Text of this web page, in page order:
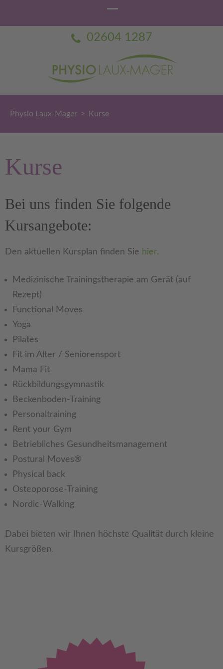
02604 1287
Physio Laux-Mager
Praxis für Physiotherapie Dorothée Laux-Mager
Physio Laux-Mager > Kurse
Kurse
Bei uns finden Sie folgende
Kursangebote:
Den aktuellen Kursplan finden Sie hier.
Medizinische Trainingstherapie am Gerät (auf
Rezept)
Functional Moves
Yoga
Pilates
Fit im Alter / Seniorensport
Mama Fit
Rückbildungsgymnastik
Beckenboden-Training
Personaltraining
Rent your Gym
Betriebliches Gesundheitsmanagement
Postural Moves®
Physical back
Osteoporose-Training
Nordic-Walking
Dabei bieten wir Ihnen höchste Qualität durch kleine
Kursgrößen.